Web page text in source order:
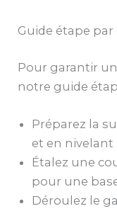
Guide étape
Pour garantir
notre guide
Préparez la
et en nivelant
Étalez une
pour une
Déroulez le